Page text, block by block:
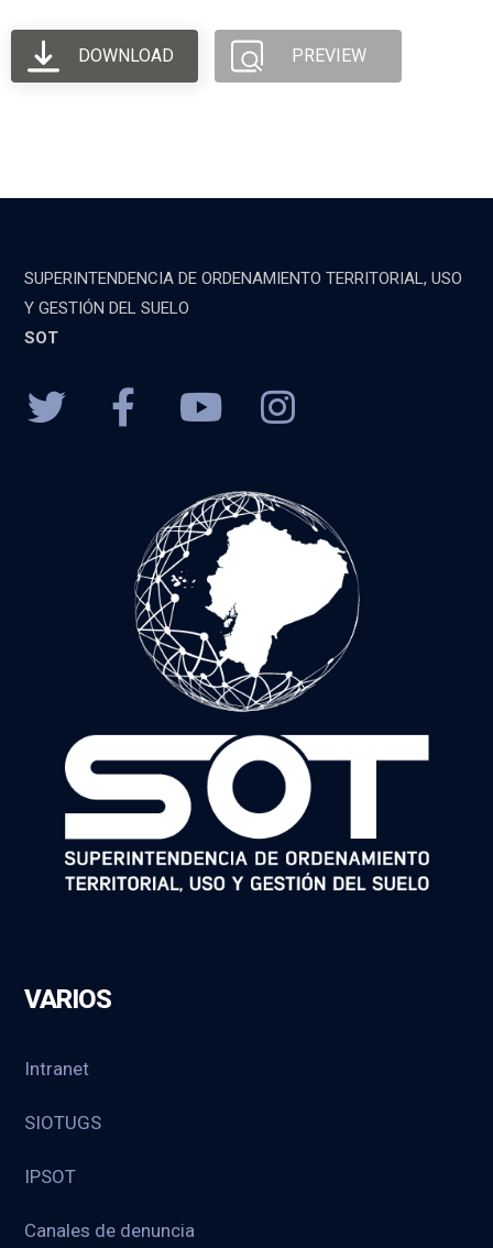
DOWNLOAD PREVIEW
SUPERINTENDENCIA DE ORDENAMIENTO TERRITORIAL, USO
Y GESTIÓN DEL SUELO
SOT
VARIOS
Intranet
SIOTUGS
IPSOT
Canales de denuncia